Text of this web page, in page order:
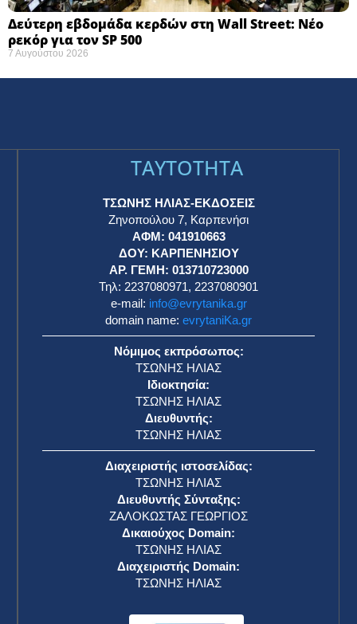
Δεύτερη εβδομάδα κερδών στη Wall Street: Νέο
ρεκόρ για τον SP 500
7 Αυγούστου 2026
TAYTOTHTA
ΤΣΩΝΗΣ ΗΛΙΑΣ-ΕΚΔΟΣΕΙΣ
Ζηνοπούλου 7, Καρπενήσι
ΑΦΜ: 041910663
ΔΟΥ: ΚΑΡΠΕΝΗΣΙΟΥ
ΑΡ. ΓΕΜΗ: 013710723000
Τηλ: 2237080971, 2237080901
e-mail: info@evrytanika.gr
domain name: evrytaniKa.gr
Νόμιμος εκπρόσωπος:
ΤΣΩΝΗΣ ΗΛΙΑΣ
Ιδιοκτησία:
ΤΣΩΝΗΣ ΗΛΙΑΣ
Διευθυντής:
ΤΣΩΝΗΣ ΗΛΙΑΣ
Διαχειριστής ιστοσελίδας:
ΤΣΩΝΗΣ ΗΛΙΑΣ
Διευθυντής Σύνταξης:
ΖΑΛΟΚΩΣΤΑΣ ΓΕΩΡΓΙΟΣ
Δικαιούχος Domain:
ΤΣΩΝΗΣ ΗΛΙΑΣ
Διαχειριστής Domain:
ΤΣΩΝΗΣ ΗΛΙΑΣ